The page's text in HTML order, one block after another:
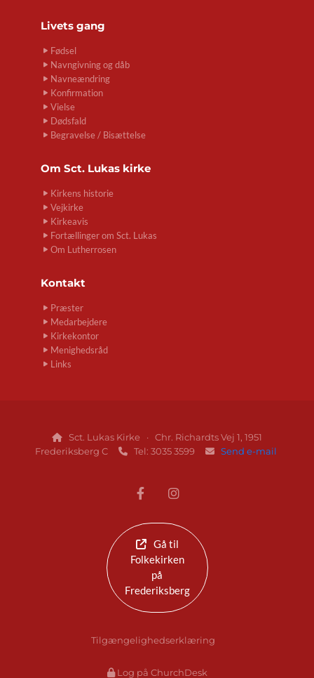
Livets gang
Fødsel
Navngivning og dåb
Navneændring
Konfirmation
Vielse
Dødsfald
Begravelse / Bisættelse
Om Sct. Lukas kirke
Kirkens historie
Vejkirke
Kirkeavis
Fortællinger om Sct. Lukas
Om Lutherrosen
Kontakt
Præster
Medarbejdere
Kirkekontor
Menighedsråd
Links

Sct. Lukas Kirke · Chr. Richardts Vej 1, 1951
Frederiksberg C
 Tel: 3035 3599  Send e-mail
Gå til
Folkekirken
på
Frederiksberg
Tilgængelighedserklæring
Log på ChurchDesk